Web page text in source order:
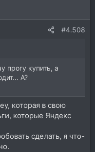
#4.508
прогу купить, а
А?
которая в свою
которые Яндекс
сделать, я что-